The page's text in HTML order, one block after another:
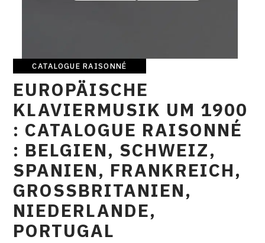
CGV
SUIVEZ-NOUS
INSTAGRAM
FACEBOOK
TWITTER
PINTEREST
Catalogue
raisonné
CATALOGUE RAISONNÉ
EUROPÄISCHE
KLAVIERMUSIK UM 1900
: CATALOGUE RAISONNÉ
: BELGIEN, SCHWEIZ,
SPANIEN, FRANKREICH,
GROSSBRITANIEN,
NIEDERLANDE,
PORTUGAL